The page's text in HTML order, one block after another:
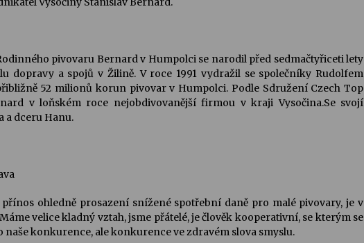
pivovaru Bernard v Humpolci se narodil před sedmačtyřiceti lety
dopravy a spojů v Žilině. V roce 1991 vydražil se společníky Rudolfem
52 milionů korun pivovar v Humpolci. Podle Sdružení Czech Top
v loňském roce nejobdivovanější firmou v kraji Vysočina.Se svojí
a dceru Hanu.
ohledně prosazení snížené spotřební daně pro malé pivovary, je v
velice kladný vztah, jsme přátelé, je člověk kooperativní, se kterým se
naše konkurence, ale konkurence ve zdravém slova smyslu.